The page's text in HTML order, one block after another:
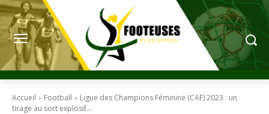
Accueil Football
Ligue des Champions Féminine (CAF) 2023 : un
tirage au sort explosif...